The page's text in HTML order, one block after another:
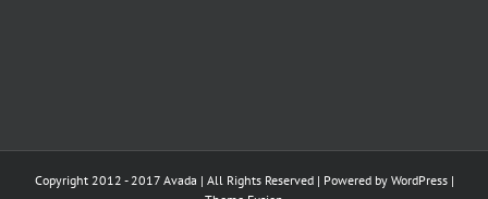
Copyright 2012 - 2017 Avada | All Rights Reserved | Powered by WordPress|